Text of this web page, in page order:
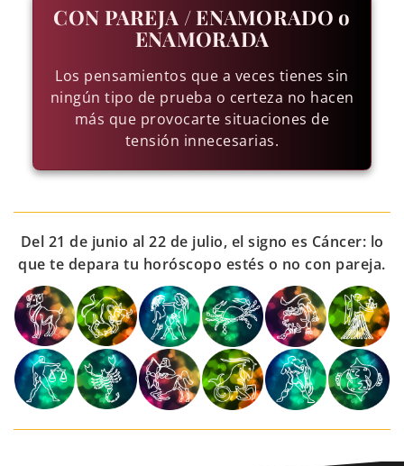
CON PAREJA / ENAMORADO o
ENAMORADA
Los pensamientos que a veces tienes sin
ningún tipo de prueba o certeza no hacen
más que provocarte situaciones de
tensión innecesarias.
Del 21 de junio al 22 de julio, el signo es Cáncer: lo
que te depara tu horóscopo estés o no con pareja.